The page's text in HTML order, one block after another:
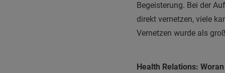
Begeisterung. Bei der
direkt vernetzen, viele
Vernetzen wurde als
Health Relations: